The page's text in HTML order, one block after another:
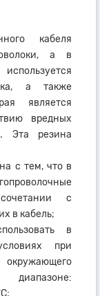
кабеля
а в
а также
является
вредных
Эта резина
с тем, что в
с
в кабель;
в
при